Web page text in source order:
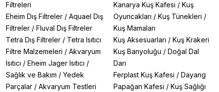
Filtreleri
Eheim Dış Filtreler / Aquael Dış
Filtreler / Fluval Dış Filtreler
Tetra Dış Filtreler / Tetra Isıtıcı
Filtre Malzemeleri / Akvaryum
Isıtıcı / Eheim Jager Isıtıcı /
Sağlık ve Bakım / Yedek
Parçalar / Akvaryum Testleri
Kanarya Kuş Kafesi / Kuş
Oyuncakları / Kuş Tünekleri /
Kuş Mamaları
Kuş Aksesuarları / Kuş Krakeri
Kuş Banyoluğu / Doğal Dal
Darı
Ferplast Kuş Kafesi / Dayang
Papağan Kafesi / Kuş Sağlığı